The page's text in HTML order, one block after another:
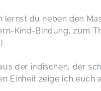
lernst du neben den
Kind-Bindung, zum
der indischen, der
Einheit zeige ich euch